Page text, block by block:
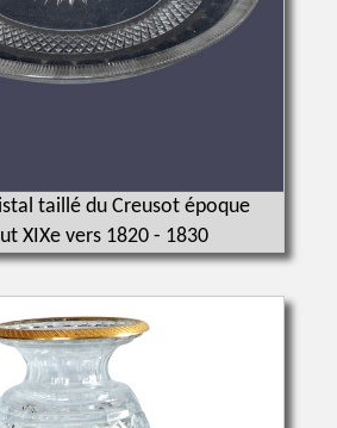
taillé du Creusot époque
XIXe vers 1820 - 1830